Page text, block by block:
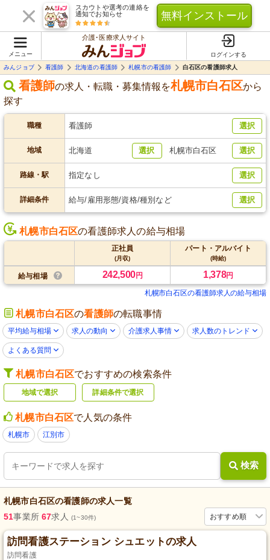
スカウトや選考の連絡を
通知でお知らせ
無料インストール
メニュー
介護･医療求人サイト
ログインする
みんジョブ
看護師 北海道の看護師 札幌市の看護師 白石区の看護師求人
看護師の求人・転職・募集情報を札幌市白石区から
探す
職種 看護師 選択
地域 北海道 選択 札幌市白石区 選択
路線・駅 指定なし 選択
詳細条件 給与/雇用形態/資格/種別など 選択
札幌市白石区の看護師求人の給与相場
正社員
(月収)
パート・アルバイト
(時給)
給与相場 242,500円 1,378円
札幌市白石区の看護師求人の給与相場
札幌市白石区の看護師の転職事情
平均給与相場 求人の動向 介護求人事情 求人数のトレンド
よくある質問
札幌市白石区でおすすめの検索条件
地域で選択 詳細条件で選択
札幌市白石区で人気の条件
札幌市 江別市
検索
札幌市白石区の看護師の求人一覧
おすすめ順
51事業所 67求人 (1~30件)
訪問看護ステーション シュエットの求人
訪問看護